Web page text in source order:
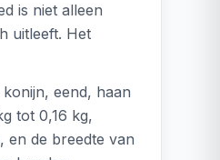
is niet alleen
uitleeft. Het
eend, haan
tot 0,16 kg,
en de breedte van